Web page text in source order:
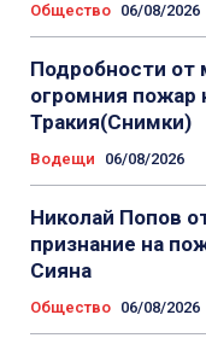
Общество 06/08/2026
Подробности от
огромния пожар
Тракия(Снимки)
Водещи 06/08/2026
Николай Попов
признание на
Сияна
Общество 06/08/2026